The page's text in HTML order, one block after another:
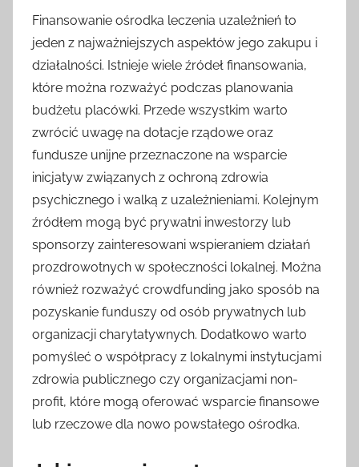
Finansowanie ośrodka leczenia uzależnień to
jeden z najważniejszych aspektów jego zakupu i
działalności. Istnieje wiele źródeł finansowania,
które można rozważyć podczas planowania
budżetu placówki. Przede wszystkim warto
zwrócić uwagę na dotacje rządowe oraz
fundusze unijne przeznaczone na wsparcie
inicjatyw związanych z ochroną zdrowia
psychicznego i walką z uzależnieniami. Kolejnym
źródłem mogą być prywatni inwestorzy lub
sponsorzy zainteresowani wspieraniem działań
prozdrowotnych w społeczności lokalnej. Można
również rozważyć crowdfunding jako sposób na
pozyskanie funduszy od osób prywatnych lub
organizacji charytatywnych. Dodatkowo warto
pomyśleć o współpracy z lokalnymi instytucjami
zdrowia publicznego czy organizacjami non-
profit, które mogą oferować wsparcie finansowe
lub rzeczowe dla nowo powstałego ośrodka.